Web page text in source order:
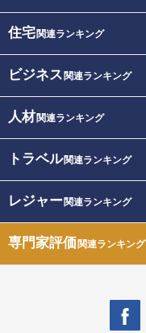
住宅関連ランキング
ビジネス 関連ランキング
人材関連ランキング
トラベル関連ランキング
レジャー関連ランキング
専門家評価関連ランキング